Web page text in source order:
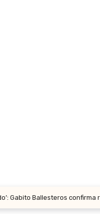
Gabito Ballesteros